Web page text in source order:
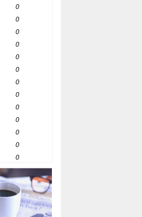
0
0
0
0
0
0
0
0
0
0
0
0
0